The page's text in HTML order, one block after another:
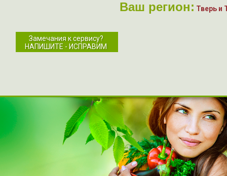
Ваш регион: Тверь и
Замечания к сервису?
НАПИШИТЕ - ИСПРАВИМ